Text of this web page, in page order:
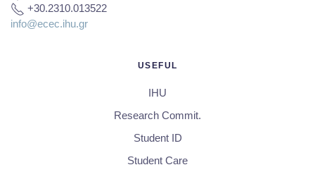
+30.2310.013522
info@ecec.ihu.gr
USEFUL
IHU
Research Commit.
Student ID
Student Care